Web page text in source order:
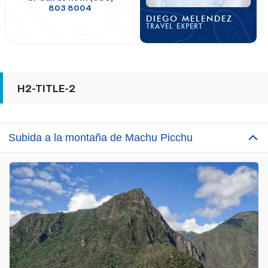
803 8004
DIEGO MELENDEZ
TRAVEL EXPERT
H2-TITLE-2
Subida a la montaña de Machu Picchu